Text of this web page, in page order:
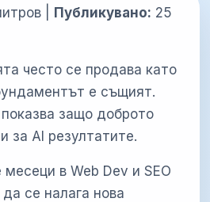
| Публикувано: 25
често се продава като
е същият.
защо доброто
за AI резултатите.
в Web Dev и SEO
се налага нова